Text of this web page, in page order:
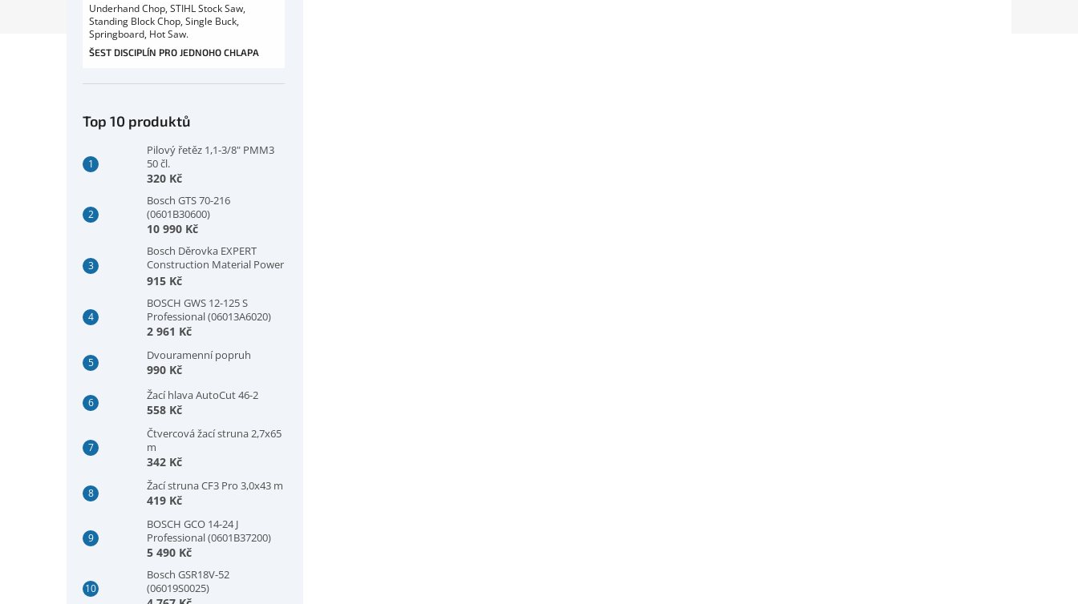
Underhand Chop, STIHL Stock Saw,
Standing Block Chop, Single Buck,
Springboard, Hot Saw.
ŠEST DISCIPLÍN PRO JEDNOHO CHLAPA
Top 10 produktů
Pilový řetěz 1,1-3/8" PMM3
50 čl.
320 Kč
Bosch GTS 70-216
(0601B30600)
10 990 Kč
Bosch Děrovka EXPERT
Construction Material Power
Change Plus, 73 × 60 mm
915 Kč
BOSCH GWS 12-125 S
Professional (06013A6020)
2 961 Kč
Dvouramenní popruh
990 Kč
Žací hlava AutoCut 46-2
558 Kč
Čtvercová žací struna 2,7x65
m
342 Kč
Žací struna CF3 Pro 3,0x43 m
419 Kč
BOSCH GCO 14-24 J
Professional (0601B37200)
5 490 Kč
Bosch GSR18V-52
(06019S0025)